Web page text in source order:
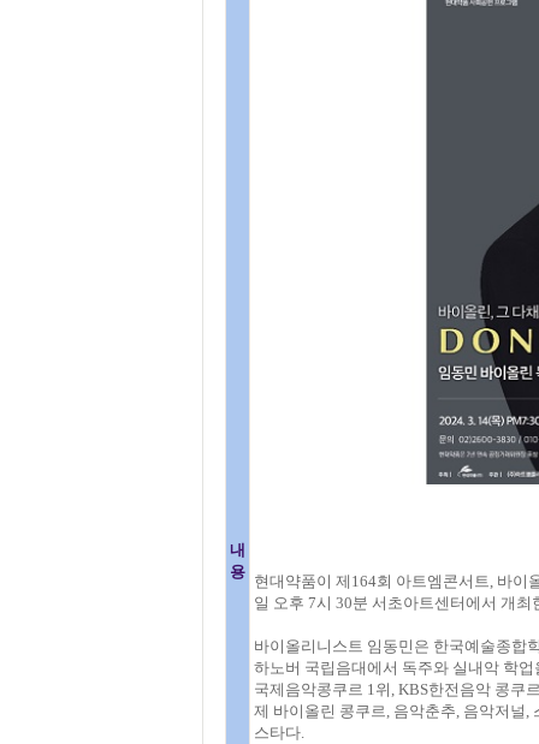
내
용
현대약품이 제164회 아트엠콘서트, 바이
일 오후 7시 30분 서초아트센터에서 개최
바이올리니스트 임동민은 한국예술종합
하노버 국립음대에서 독주와 실내악 학
국제음악콩쿠르 1위, KBS한전음악 콩쿠
제 바이올린 콩쿠르, 음악춘추, 음악저널
스타다.